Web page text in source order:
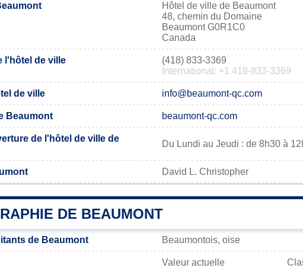
Hôtel de ville de Beaumont
48, chemin du Domaine
Beaumont G0R1C0
Canada
l'hôtel de ville
(418) 833-3369
International: +1 418-833-3369
de ville info@beaumont-qc.com
Beaumont beaumont-qc.com
de l'hôtel de ville de
Du Lundi au Jeudi : de 8h30 à
David L. Christopher
DE BEAUMONT
de Beaumont Beaumontois, oise
Valeur actuelle